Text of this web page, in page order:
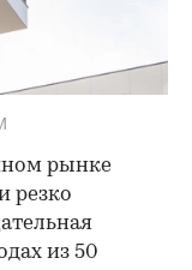
рынке
резко
из 50